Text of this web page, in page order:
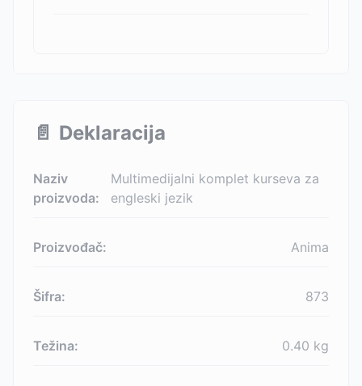
📄 Deklaracija
Naziv
proizvoda:
Multimedijalni komplet kurseva za
engleski jezik
Proizvođač: Anima
Šifra: 873
Težina: 0.40 kg